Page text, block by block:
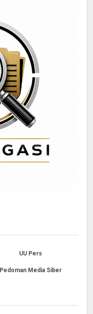
UU Pers
Pedoman Media Siber